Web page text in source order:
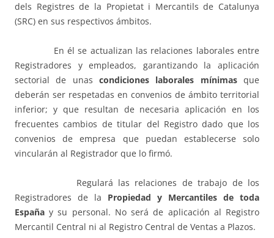
dels Registres de la Propietat i Mercantils de Catalunya
(SRC) en sus respectivos ámbitos.
En él se actualizan las relaciones laborales entre
Registradores y empleados, garantizando la aplicación
sectorial de unas condiciones laborales mínimasque
deberán ser respetadas en convenios de ámbito territorial
inferior; y que resultan de necesaria aplicación en los
frecuentes cambios de titular del Registro dado que los
convenios de empresa que puedan establecerse solo
vincularán al Registrador que lo firmó.
Regulará las relaciones de trabajo de los
Registradores de la Propiedad y Mercantiles de toda
España y su personal. No será de aplicación al Registro
Mercantil Central ni al Registro Central de Ventas a Plazos.